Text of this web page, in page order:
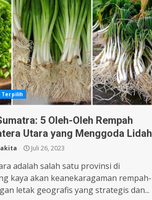
Terpilih
5 Oleh-Oleh Rempah
Utara yang Menggoda Lidah
Juli 26, 2023
adalah salah satu provinsi di
kaya akan keanekaragaman rempah-
letak geografis yang strategis dan...